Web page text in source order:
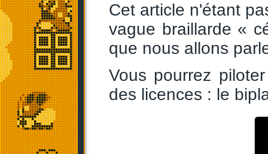
Cet article n'étant
vague braillarde «
que nous allons
Vous pourrez
des licences : le